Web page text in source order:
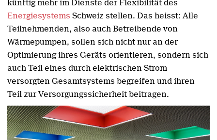
künftig mehr im Dienste der Flexibilität des
Energiesystems Schweiz stellen. Das heisst: Alle
Teilnehmenden, also auch Betreibende von
Wärmepumpen, sollen sich nicht nur an der
Optimierung ihres Geräts orientieren, sondern sich
auch Teil eines durch elektrischen Strom
versorgten Gesamtsystems begreifen und ihren
Teil zur Versorgungssicherheit beitragen.